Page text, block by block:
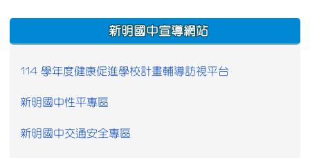
:::
新明國中宣導網站
114 學年度健康促進學校計畫輔導訪視平台
新明國中性平專區
新明國中交通安全專區